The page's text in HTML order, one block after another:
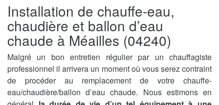
Installation de chauffe-eau,
chaudière et ballon d’eau
chaude à Méailles (04240)
Malgré un bon entretien régulier par un chauffagiste
professionnel il arrivera un moment où vous serez contraint
de procéder au remplacement de votre chauffe-
eau/chaudière/ballon d’eau chaude. Nous estimons en